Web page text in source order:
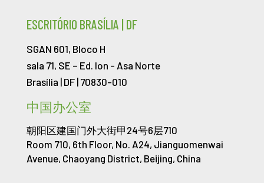
ESCRITÓRIO BRASÍLIA | DF
SGAN 601, Bloco H
sala 71, SE – Ed. Ion - Asa Norte
Brasília | DF | 70830-010
中国办公室
朝阳区建国门外大街甲24号6层710
Room 710, 6th Floor, No. A24, Jianguomenwai
Avenue, Chaoyang District, Beijing, China